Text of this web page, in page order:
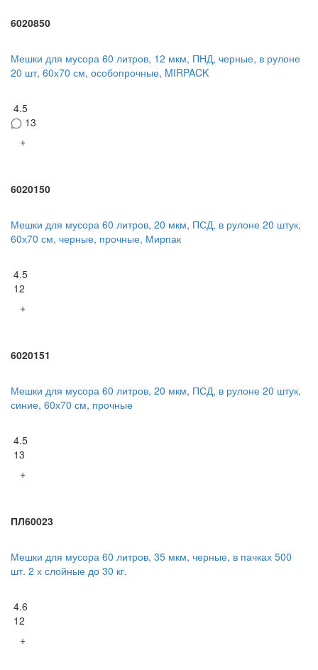
6020850
Мешки для мусора 60 литров, 12 мкм, ПНД, черные, в рулоне
20 шт, 60х70 см, особопрочные, MIRPACK
4.5
13
+
6020150
Мешки для мусора 60 литров, 20 мкм, ПСД, в рулоне 20 штук,
60х70 см, черные, прочные, Мирпак
4.5
12
+
6020151
Мешки для мусора 60 литров, 20 мкм, ПСД, в рулоне 20 штук,
синие, 60х70 см, прочные
4.5
13
+
ПЛ60023
Мешки для мусора 60 литров, 35 мкм, черные, в пачках 500
шт. 2 х слойные до 30 кг.
4.6
12
+